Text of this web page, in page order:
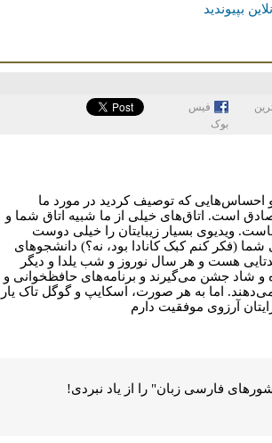
بپیوندید
فيس
بوک
احساس‌هایی که توصیف کردید در مورد ما
است. اتاق‌های خیلی از ما شبیه اتاق شما و
ویدیوی بسیار زیبایتان را خیلی دوست
(فکر کنم کبک کانادا بود، نه؟) دانشجوهای
هست و هر سال نوروز و شب یلدا و دیگر
و شاد جشن می‌گیرند و برنامه‌های حافظخوانی و
اما به هر صورت، اسکایپ و گوگل تاک یار
آرزوی موفقیت دارم
فارسی زبان" را از یاد نبردی!